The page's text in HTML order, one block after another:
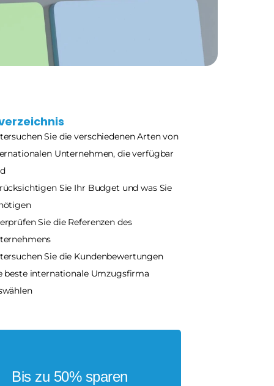
Sie die verschiedenen Arten von
Unternehmen, die verfügbar
Sie Ihr Budget und was Sie
Sie die Referenzen des
Sie die Kundenbewertungen
beste internationale Umzugsfirma
Bis zu 50% sparen